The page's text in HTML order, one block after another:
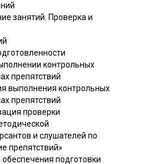
занятий. Проверка и
контрольных
препятствий
выполнения контрольных
препятствий
проверки
и слушателей по
препятствий»
подготовки